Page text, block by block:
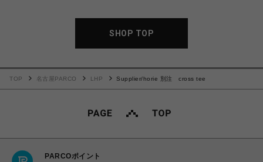
SHOP TOP
TOP 名古屋PARCO LHP Supplier/horie 別注 cross tee
PARCOポイント